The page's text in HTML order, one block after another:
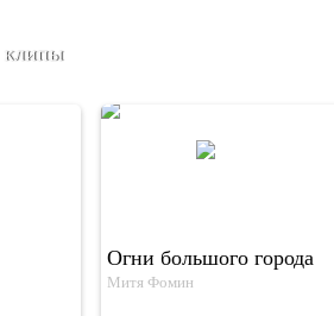
клипы
Огни большого города
Митя Фомин